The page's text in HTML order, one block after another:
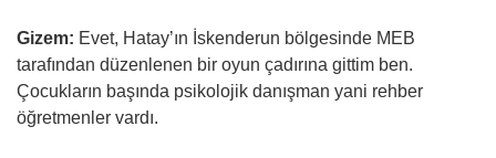
Gizem: Evet, Hatay’ın İskenderun bölgesinde MEB
tarafından düzenlenen bir oyun çadırına gittim ben.
Çocukların başında psikolojik danışman yani rehber
öğretmenler vardı.